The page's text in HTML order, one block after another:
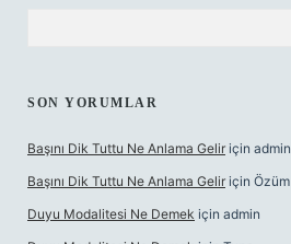
SON YORUMLAR
Başını Dik Tuttu Ne Anlama Gelir için admin
Başını Dik Tuttu Ne Anlama Gelir için Özüm
Duyu Modalitesi Ne Demek için admin